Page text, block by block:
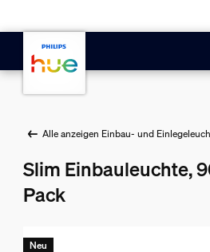
Alle anzeigen Einbau- und
Slim Einbauleuchte,
Pack
Neu